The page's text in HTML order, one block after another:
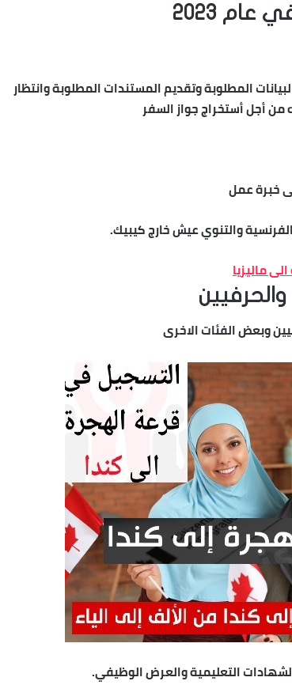
2023
المطلوبة وتقديم المستندات المطلوبة وانتظار
من أجل أستخراج جواز السفر
خبرة عمل
ماليزيا
وبعض الفئات الاخرى
التعليمية والعرض الوظيفي.